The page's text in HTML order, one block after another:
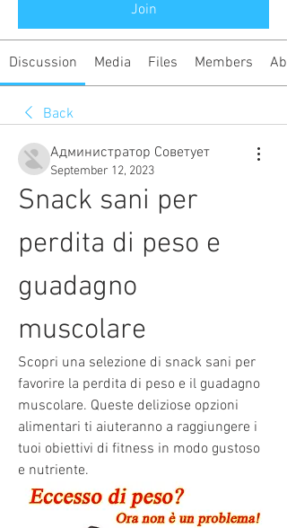
Join
Discussion Media Files Members
Back
Администратор Советует
September 12, 2023
Snack sani per
perdita di peso e
guadagno
muscolare
Scopri una selezione di snack sani per
favorire la perdita di peso e il guadagno
muscolare. Queste deliziose opzioni
alimentari ti aiuteranno a raggiungere i
tuoi obiettivi di fitness in modo gustoso
e nutriente.